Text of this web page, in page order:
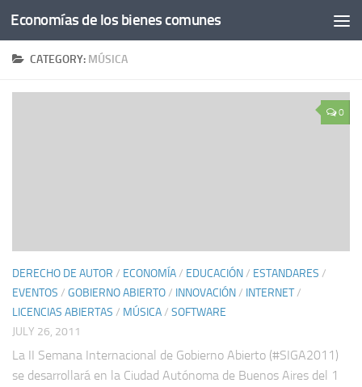
Economías de los bienes comunes
CATEGORY: MÚSICA
0
DERECHO DE AUTOR / ECONOMÍA/ EDUCACIÓN/ ESTANDARES /
EVENTOS / GOBIERNO ABIERTO/ INNOVACIÓN/ INTERNET/
LICENCIAS ABIERTAS / MÚSICA/ SOFTWARE
JULY 26, 2011
La II Semana Internacional de Gobierno Abierto (#SIGA2011)
se desarrollará en la Ciudad Autónoma de Buenos Aires del 1